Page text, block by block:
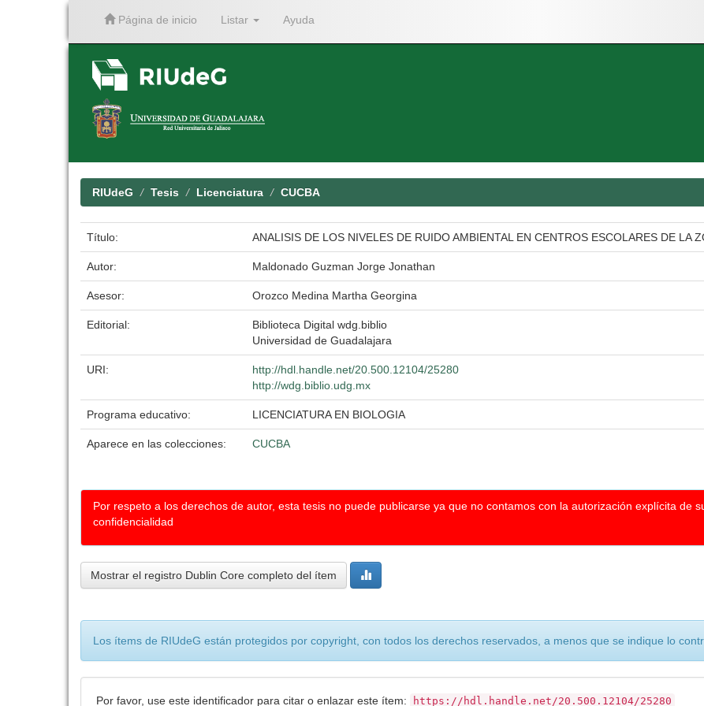
Página de inicio Listar Ayuda
RIUdeG Tesis Licenciatura CUCBA
Título: ANALISIS DE LOS NIVELES DE RUIDO AMBIENTAL EN CENTROS ESCOLARES DE LA
Autor: Maldonado Guzman Jorge Jonathan
Asesor: Orozco Medina Martha Georgina
Editorial:
Biblioteca Digital wdg.biblio
Universidad de Guadalajara
URI:
http://hdl.handle.net/20.500.12104/25280
http://wdg.biblio.udg.mx
Programa educativo: LICENCIATURA EN BIOLOGIA
Aparece en las colecciones: CUCBA
Por respeto a los derechos de autor, esta tesis no puede publicarse ya que no contamos con la autorización explícita de
confidencialidad
Mostrar el registro Dublin Core completo del ítem
Los ítems de RIUdeG están protegidos por copyright, con todos los derechos reservados, a menos que se indique lo
Por favor, use este identificador para citar o enlazar este ítem: https://hdl.handle.net/20.500.12104/25280